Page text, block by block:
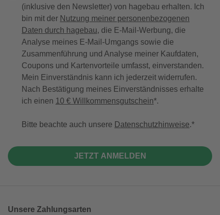
(inklusive den Newsletter) von hagebau erhalten. Ich
bin mit der Nutzung meiner personenbezogenen
Daten durch hagebau, die E-Mail-Werbung, die
Analyse meines E-Mail-Umgangs sowie die
Zusammenführung und Analyse meiner Kaufdaten,
Coupons und Kartenvorteile umfasst, einverstanden.
Mein Einverständnis kann ich jederzeit widerrufen.
Nach Bestätigung meines Einverständnisses erhalte
ich einen 10 € Willkommensgutschein*.
Bitte beachte auch unsere Datenschutzhinweise.
JETZT ANMELDEN
Unsere Zahlungsarten